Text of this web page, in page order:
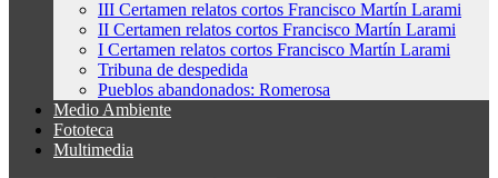
III Certamen relatos cortos Francisco Martín Larami
II Certamen relatos cortos Francisco Martín Larami
I Certamen relatos cortos Francisco Martín Larami
Tribuna de despedida
Pueblos abandonados: Romerosa
Medio Ambiente
Fototeca
Multimedia